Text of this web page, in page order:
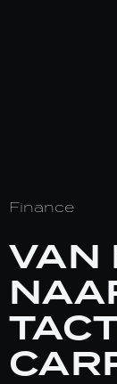
Finance
VAN